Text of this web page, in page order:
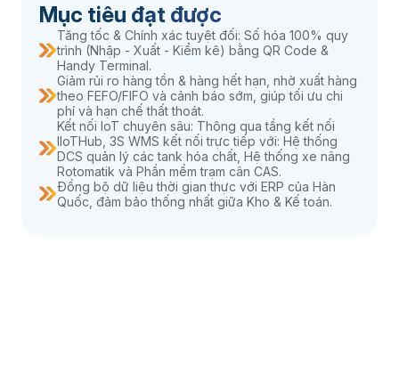
công nghiệp hóa chất tại Việt Nam và khu vực.
Mục tiêu đạt được
Tăng tốc & Chính xác tuyệt đối: Số hóa 100% quy
trình (Nhập - Xuất - Kiểm kê) bằng QR Code &
Handy Terminal.
Giảm rủi ro hàng tồn & hàng hết hạn, nhờ xuất hàng
theo FEFO/FIFO và cảnh báo sớm, giúp tối ưu chi
phí và hạn chế thất thoát.
Kết nối IoT chuyên sâu: Thông qua tầng kết nối
IIoTHub, 3S WMS kết nối trực tiếp với: Hệ thống
DCS quản lý các tank hóa chất, Hệ thống xe nâng
Rotomatik và Phần mềm trạm cân CAS.
Đồng bộ dữ liệu thời gian thực với ERP của Hàn
Quốc, đảm bảo thống nhất giữa Kho & Kế toán.